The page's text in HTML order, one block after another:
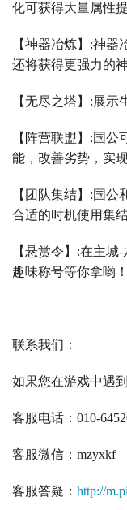
化可获得大量属性提
【神器冶炼】 :神器
还将获得更强力的
【无尽之塔】 :展示
【阵营联盟】 :国公
能，改善劣势，实
【团队集结】 :国公
合适的时机使用集
【悬赏令】 :在主城-
趣味称号等你拿哟！
联系我们：
如果您在游戏中遇
客服电话： 010-
客服微信： mzyxkf
客服答疑： http://